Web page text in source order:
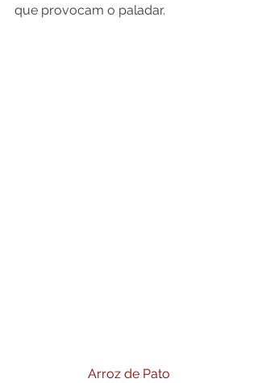
que provocam o paladar.
Arroz de Pato